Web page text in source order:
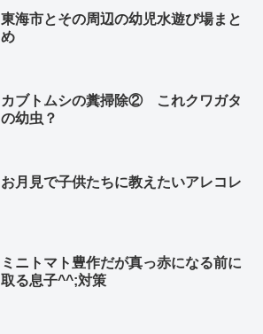
東海市とその周辺の幼児水遊び場まと
め
カブトムシの糞掃除② これクワガタ
の幼虫？
お月見で子供たちに教えたいアレコレ
ミニトマト豊作だが真っ赤になる前に
取る息子^^;対策